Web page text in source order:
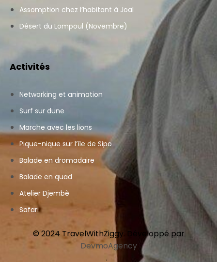
Assomption chez l’habitant à Joal
Désert du Lompoul (Novembre)
Activités
Networking et animation
Surf sur dune
Marche avec les lions
Pique-nique sur l’île de Sipo
Balade en dromadaire
Balade en quad
Atelier Djembè
Safari
© 2024 TravelWithZiggy. Développé par
DevmoAgency
.